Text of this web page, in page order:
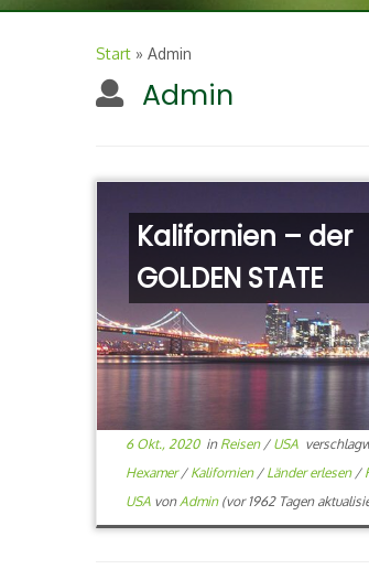
Start » Admin
Admin
Kalifornien – der
GOLDEN STATE
6 Okt., 2020in Reisen / USA
Hexamer/ Kalifornien / Länder erlesen /
USA von Admin(vor 1962 Tagen